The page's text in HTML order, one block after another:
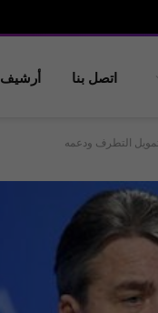
اتصل بنا أرشيف
التطرف ودعمه